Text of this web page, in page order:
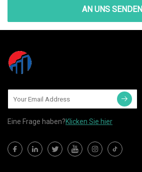
AN UNS SENDEN
Eine Frage haben?Klicken Sie hier